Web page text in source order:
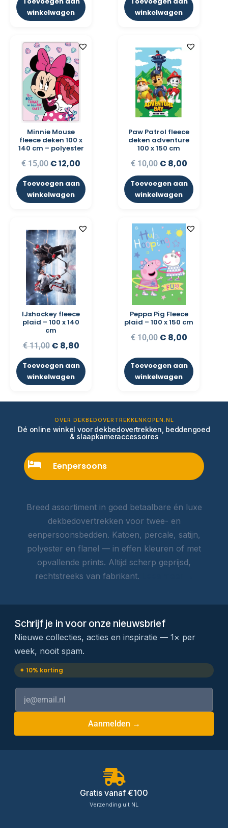
winkelwagen
winkelwagen
Minnie Mouse
fleece deken 100 x
140 cm – polyester
€15,00 €12,00
Toevoegen aan
winkelwagen
Paw Patrol fleece
deken adventure
100 x 150 cm
€10,00 € 8,00
Toevoegen aan
winkelwagen
IJshockey fleece
plaid – 100 x 140
cm
€11,00 € 8,80
Toevoegen aan
winkelwagen
Peppa Pig Fleece
plaid – 100 x 150 cm
€10,00 € 8,00
Toevoegen aan
winkelwagen
OVER DEKBEDOVERTREKKENKOPEN.NL
Dé online winkel voor dekbedovertrekken, beddengoed
& slaapkameraccessoires
Eenpersoons
Breed assortiment in goed betaalbare én luxe
dekbedovertrekken voor twee- en
eenpersoonsbedden. Katoen, percale, satijn,
polyester en flanel — in effen kleuren of met
opvallende prints. Altijd scherp geprijsd,
rechtstreeks van fabrikant.
Schrijf je in voor onze nieuwsbrief
Nieuwe collecties, acties en inspiratie — 1× per
week, nooit spam.
✦ 10% korting
Aanmelden →
Gratis vanaf €100
Verzending uit NL